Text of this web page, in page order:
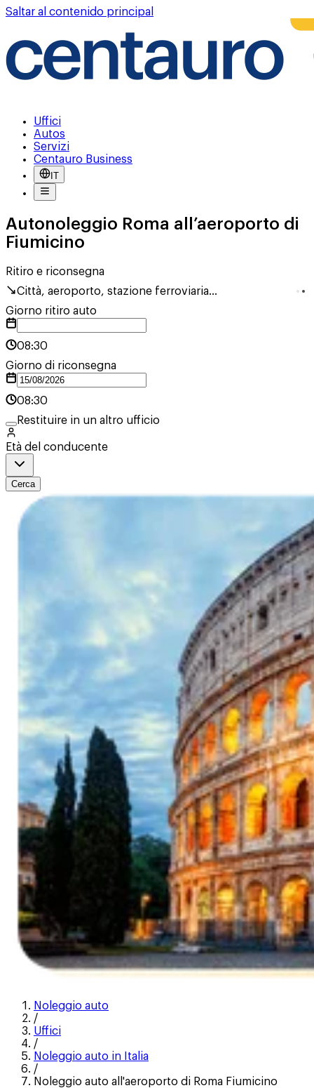
Saltar al contenido principal
Uffici
Autos
Servizi
Centauro Business
IT
Autonoleggio Roma all’aeroporto di
Fiumicino
Ritiro e riconsegna
Città, aeroporto, stazione ferroviaria...
Giorno ritiro auto
08:30
Giorno di riconsegna
08:30
Restituire in un altro ufficio
Età del conducente
Cerca
Noleggio auto
/
Uffici
/
Noleggio auto in Italia
/
Noleggio auto all'aeroporto di Roma Fiumicino